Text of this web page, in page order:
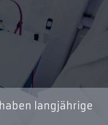
langjährige